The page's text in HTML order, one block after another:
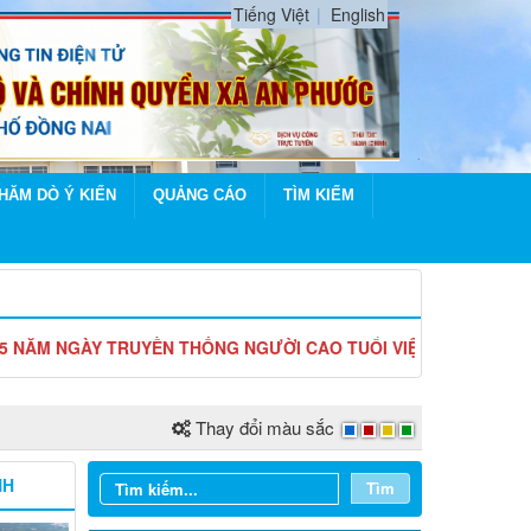
Tiếng Việt English
DÒ Ý KIẾN QUẢNG CÁO TÌM KIẾM
TRUYỀN THỐNG NGƯỜI CAO TUỔI VIỆT NAM (06/6/1941 -
Thay đổi màu sắc
Tìm